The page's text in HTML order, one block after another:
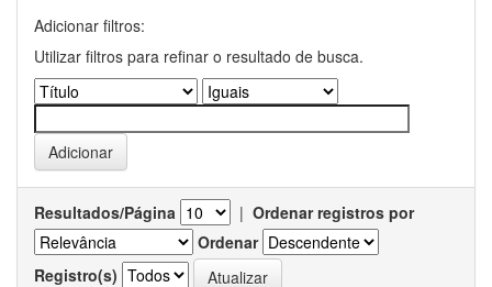
Adicionar filtros:
Utilizar filtros para refinar o resultado de busca.
Resultados/Página | Ordenar registros por
Ordenar
Registro(s)